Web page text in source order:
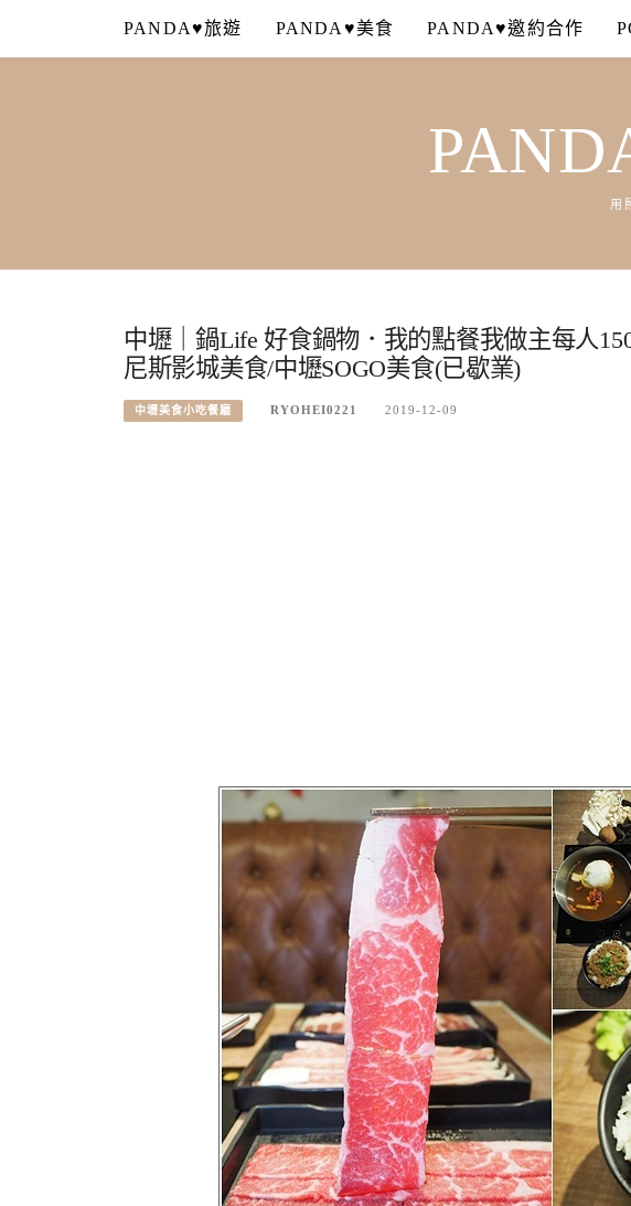
content
PANDA♥旅遊 PANDA♥美食 PANDA♥邀約合作
用
中壢｜鍋Life 好食鍋物．我的點餐我做主每人
尼斯影城美食/中壢SOGO美食(已歇業)
中壢美食小吃餐廳 RYOHEI0221 2019-12-09